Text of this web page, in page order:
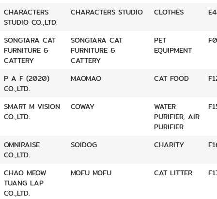
CHARACTERS
STUDIO CO.,LTD.
CHARACTERS STUDIO CLOTHES
SONGTARA CAT
FURNITURE &
CATTERY
SONGTARA CAT
FURNITURE &
CATTERY
PET
EQUIPMENT
P A F (2020)
CO.,LTD.
MAOMAO CAT FOOD
SMART M VISION
CO.,LTD.
COWAY
WATER
PURIFIER, AIR
PURIFIER
OMNIRAISE
CO.,LTD.
SOIDOG CHARITY
CHAO MEOW
TUANG LAP
CO.,LTD.
MOFU MOFU CAT LITTER